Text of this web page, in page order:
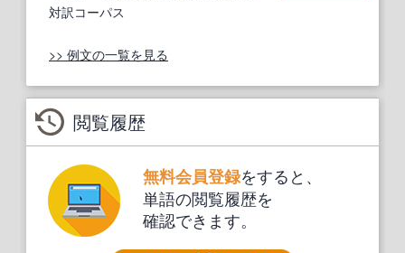
対訳コーパス
>> 例文の一覧を見る
閲覧履歴
無料会員登録をすると、
単語の閲覧履歴を
確認できます。